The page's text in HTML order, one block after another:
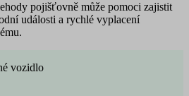
pojišťovně může pomoci zajistit
události a rychlé vyplacení
vozidlo